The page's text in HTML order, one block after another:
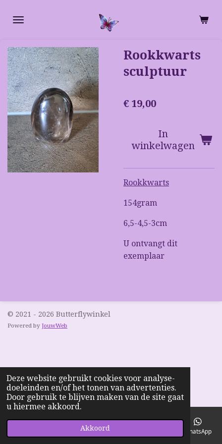
Deze website gebruikt cookies voor analyse-
doeleinden en/of het tonen van advertenties.
Door gebruik te blijven maken van de site gaat
u hiermee akkoord.
Akkoord
direct
de
hoofdinhoud
Rookkwarts
sculptuur
€ 19,00
In
winkelwagen
Rookkwarts
154gram
6,5-4,5-3cm
U ontvangt dit
exemplaar
© 2021 - 2026 Butterflywinkel
Powered by JouwWeb
Telefoonnummer WhatsApp